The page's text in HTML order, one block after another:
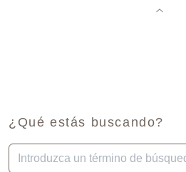
¿Qué estás buscando?
Cuando hay resultados